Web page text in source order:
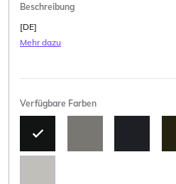
Beschreibung
[DE]
Mehr dazu
Verfügbare Farben